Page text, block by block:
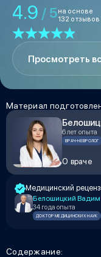
4.9 / 5на основе
132 отзывов
Просмотреть
Материал
6 лет опыта
ВРАЧ-НЕВРОЛОГ
О враче
Медицинский
Белошицкий Вадим
34 года опыта
ДОКТОР МЕДИЦИНСКИХ НАУК
Содержание: